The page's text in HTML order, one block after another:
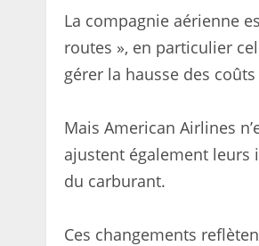
La compagnie aérienne
routes », en particulier
gérer la hausse des
Mais American Airlines
ajustent également leurs
du carburant.
Ces changements